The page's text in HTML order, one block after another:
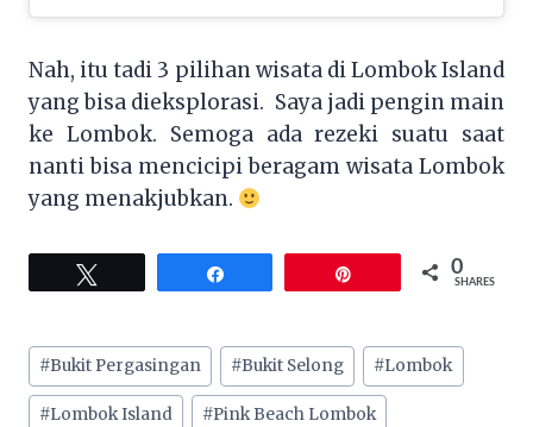
Nah, itu tadi 3 pilihan wisata di Lombok Island
yang bisa dieksplorasi. Saya jadi pengin main
ke Lombok. Semoga ada rezeki suatu saat
nanti bisa mencicipi beragam wisata Lombok
yang menakjubkan.
0
SHARES
Post
Tags:
#Bukit Pergasingan #Bukit Selong #Lombok
#Lombok Island #Pink Beach Lombok